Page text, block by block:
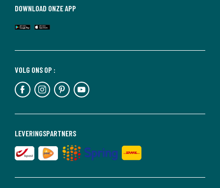
LEVERINGSPARTNERS
VOLG ONS OP :
DOWNLOAD ONZE APP